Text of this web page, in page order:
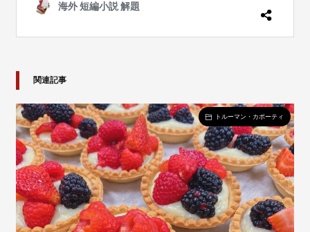
関連記事
トルーマン・カポーティ